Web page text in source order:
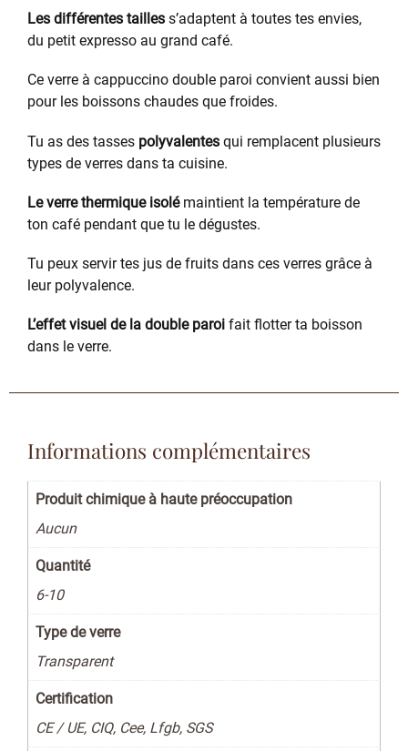
Les différentes tailles s’adaptent à toutes tes envies,
du petit expresso au grand café.
Ce verre à cappuccino double paroi convient aussi bien
pour les boissons chaudes que froides.
Tu as des tasses polyvalentes qui remplacent plusieurs
types de verres dans ta cuisine.
Le verre thermique isolémaintient la température de
ton café pendant que tu le dégustes.
Tu peux servir tes jus de fruits dans ces verres grâce à
leur polyvalence.
L’effet visuel de la double paroi fait flotter ta boisson
dans le verre.
Informations complémentaires
Produit chimique à haute préoccupation
Aucun
Quantité
6-10
Type de verre
Transparent
Certification
CE / UE, CIQ, Cee, Lfgb, SGS